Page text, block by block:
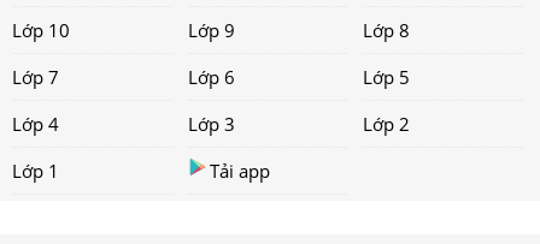
Lớp 10
Lớp 9
Lớp 8
Lớp 7
Lớp 6
Lớp 5
Lớp 4
Lớp 3
Lớp 2
Lớp 1
Tải app